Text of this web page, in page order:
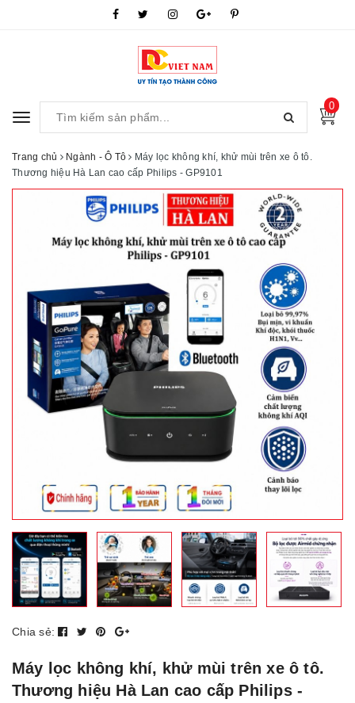
Toggle
0
Trang chủ Ngành - Ô Tô
Máy lọc không khí, khử mùi trên xe ô tô.
Thương hiệu Hà Lan cao cấp Philips - GP9101
Chia sẻ:
Máy lọc không khí, khử mùi trên xe ô tô.
Thương hiệu Hà Lan cao cấp Philips -